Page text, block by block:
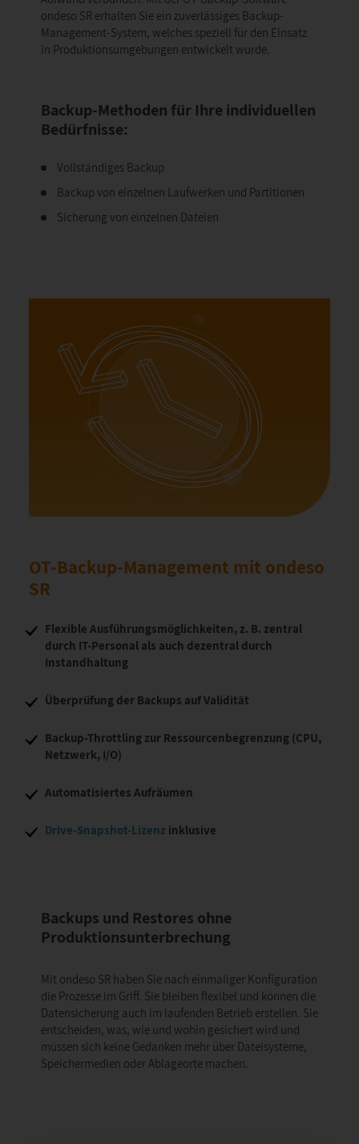
ondeso SR erhalten Sie ein zuverlässiges Backup-
Management-System, welches speziell für den Einsatz
in Produktionsumgebungen entwickelt wurde.
Backup-Methoden für Ihre individuellen
Bedürfnisse:
Vollständiges Backup
Backup von einzelnen Laufwerken und Partitionen
Sicherung von einzelnen Dateien
OT-Backup-Management mit ondeso
SR
Flexible Ausführungsmöglichkeiten, z. B. zentral
durch IT-Personal als auch dezentral durch
Instandhaltung
Überprüfung der Backups auf Validität
Backup-Throttling zur Ressourcenbegrenzung (CPU,
Netzwerk, I/O)
Automatisiertes Aufräumen
Drive-Snapshot-Lizenz inklusive
Backups und Restores ohne
Produktionsunterbrechung
Mit ondeso SR haben Sie nach einmaliger Konfiguration
die Prozesse im Griff. Sie bleiben flexibel und können die
Datensicherung auch im laufenden Betrieb erstellen. Sie
entscheiden, was, wie und wohin gesichert wird und
müssen sich keine Gedanken mehr über Dateisysteme,
Speichermedien oder Ablageorte machen.